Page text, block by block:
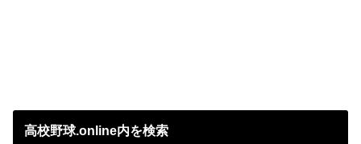
高校野球.online内を検索